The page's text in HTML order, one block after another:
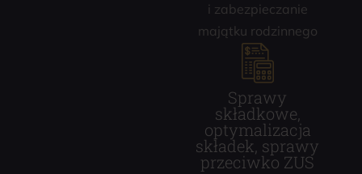
i zabezpieczanie
majątku rodzinnego
Sprawy
składkowe,
optymalizacja
składek, sprawy
przeciwko ZUS